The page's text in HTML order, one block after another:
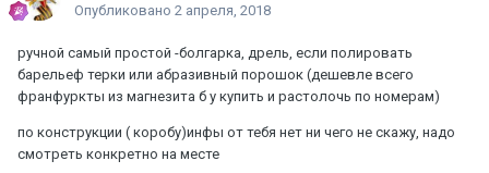
Опубликовано 2 апреля, 2018
ручной самый простой -болгарка, дрель, если полировать
барельеф терки или абразивный порошок (дешевле всего
франфуркты из магнезита б у купить и растолочь по номерам)
по конструкции ( коробу)инфы от тебя нет ни чего не скажу, надо
смотреть конкретно на месте